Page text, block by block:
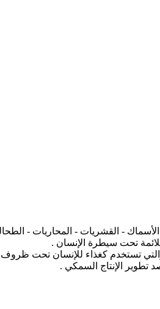
( الأسماك - القشريات - المحاريات -
تحت سيطرة الإنسان .
والتي تستخدم كغذاء للإنسان تحت
الإنتاج السمكي .